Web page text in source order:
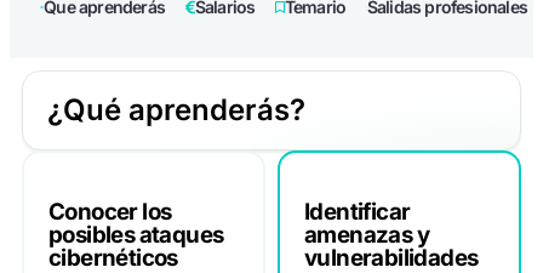
Que aprenderás Salarios Temario Salidas profesionales
¿Qué aprenderás?
Conocer los
posibles ataques
cibernéticos
Identificar
amenazas y
vulnerabilidades